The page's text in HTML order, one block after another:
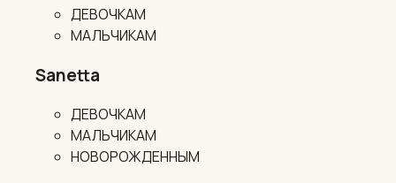
ДЕВОЧКАМ
МАЛЬЧИКАМ
Sanetta
ДЕВОЧКАМ
МАЛЬЧИКАМ
НОВОРОЖДЕННЫМ